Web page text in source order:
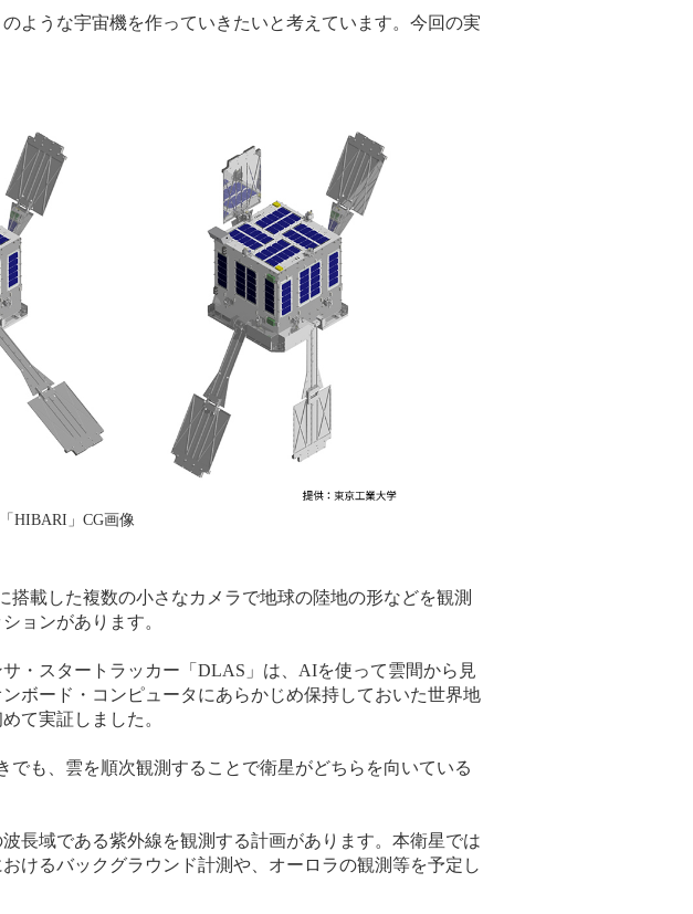
ような宇宙機を作っていきたいと考えています。今回の実
HIBARI」CG画像
載した複数の小さなカメラで地球の陸地の形などを観測
ョンがあります。
・スタートラッカー「DLAS」は、AIを使って雲間から見
ボード・コンピュータにあらかじめ保持しておいた世界地
て実証しました。
も、雲を順次観測することで衛星がどちらを向いている
長域である紫外線を観測する計画があります。本衛星では
けるバックグラウンド計測や、オーロラの観測等を予定し